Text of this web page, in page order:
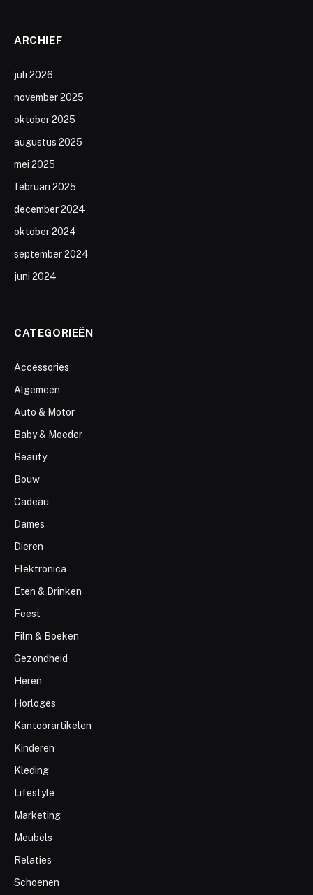
ARCHIEF
juli 2026
november 2025
oktober 2025
augustus 2025
mei 2025
februari 2025
december 2024
oktober 2024
september 2024
juni 2024
CATEGORIEËN
Accessories
Algemeen
Auto & Motor
Baby & Moeder
Beauty
Bouw
Cadeau
Dames
Dieren
Elektronica
Eten & Drinken
Feest
Film & Boeken
Gezondheid
Heren
Horloges
Kantoorartikelen
Kinderen
Kleding
Lifestyle
Marketing
Meubels
Relaties
Schoenen